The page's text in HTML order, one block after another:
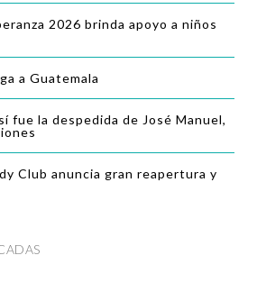
2026 brinda apoyo a niños
a Guatemala
fue la despedida de José Manuel,
Club anuncia gran reapertura y